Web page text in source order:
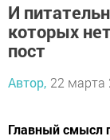
И
которых
пост
Автор, 22 марта
Главный смысл